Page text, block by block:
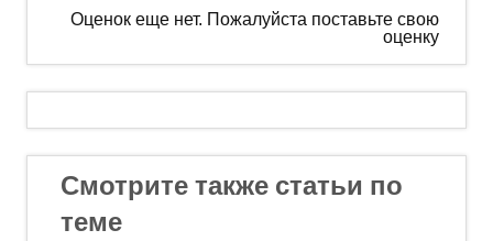
Оценок еще нет. Пожалуйста поставьте свою
оценку
Смотрите также статьи по
теме